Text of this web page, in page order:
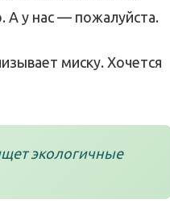
А у нас — пожалуйста.
миску. Хочется
экологичные